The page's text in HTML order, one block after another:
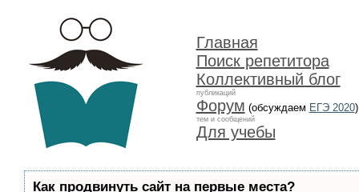
Главная
Поиск репетитора
Коллективный блог
публикаций
Форум (обсуждаем ЕГЭ 2020)
тем и сообщений
Для учебы
Как продвинуть сайт на первые места?